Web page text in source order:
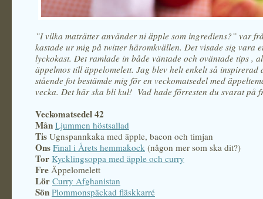
”I vilka maträtter använder ni äpple som ingrediens?” var
kastade ur mig på twitter häromkvällen. Det visade sig vara
lyckokast. Det ramlade in både väntade och oväntade tips ,
äppelmos till äppelomelett. Jag blev helt enkelt så inspirerad
stående fot bestämde mig för en veckomatsedel med
vecka. Det här ska bli kul! Vad hade förresten du svarat på
Veckomatsedel 42
Mån Ljummen höstsallad
Tis Ugnspannkaka med äpple, bacon och timjan
Ons Final i Årets hemmakock (någon mer som ska dit?)
Tor Kycklingsoppa med äpple och curry
Fre Äppelomelett
Lör Curry Afghanistan
Sön Plommonspäckad fläskkarré